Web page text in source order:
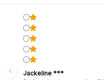
Jackeline ***